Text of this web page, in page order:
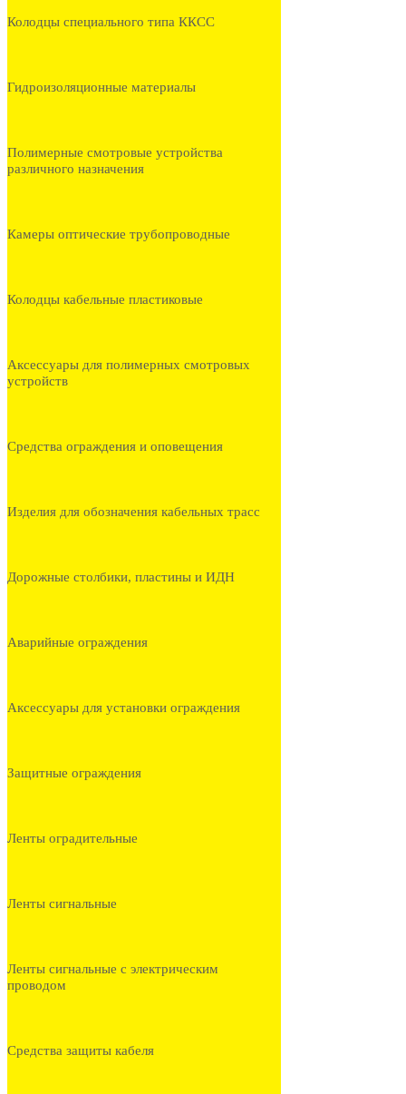
Колодцы специального типа ККСС
Гидроизоляционные материалы
Полимерные смотровые устройства
различного назначения
Камеры оптические трубопроводные
Колодцы кабельные пластиковые
Аксессуары для полимерных смотровых
устройств
Средства ограждения и оповещения
Изделия для обозначения кабельных трасс
Дорожные столбики, пластины и ИДН
Аварийные ограждения
Аксессуары для установки ограждения
Защитные ограждения
Ленты оградительные
Ленты сигнальные
Ленты сигнальные с электрическим
проводом
Средства защиты кабеля